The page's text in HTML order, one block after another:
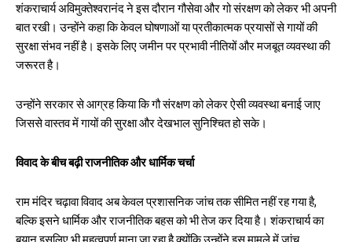
शंकराचार्य अविमुक्तेश्वरानंद ने इस दौरान गौसेवा और गो संरक्षण को लेकर भी अपनी
बात रखी। उन्होंने कहा कि केवल घोषणाओं या प्रतीकात्मक प्रयासों से गायों की
सुरक्षा संभव नहीं है। इसके लिए जमीन पर प्रभावी नीतियों और मजबूत व्यवस्था की
जरूरत है।
उन्होंने सरकार से आग्रह किया कि गौ संरक्षण को लेकर ऐसी व्यवस्था बनाई जाए
जिससे वास्तव में गायों की सुरक्षा और देखभाल सुनिश्चित हो सके।
विवाद के बीच बढ़ी राजनीतिक और धार्मिक चर्चा
राम मंदिर चढ़ावा विवाद अब केवल प्रशासनिक जांच तक सीमित नहीं रह गया है,
बल्कि इसने धार्मिक और राजनीतिक बहस को भी तेज कर दिया है। शंकराचार्य का